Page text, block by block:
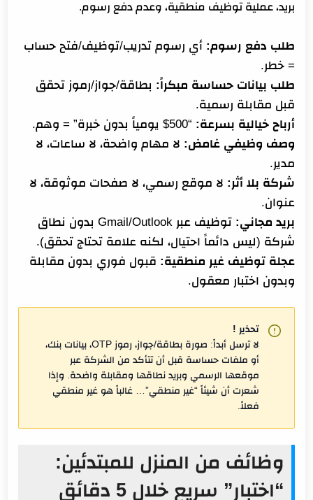
بريد، عملية توظيف منطقية، وعدم دفع رسوم.
طلب دفع رسوم: أي رسوم تدريب/توظيف/فتح حساب
= خطر.
طلب بيانات حساسة مبكراً: بطاقة/جواز/رموز تحقق
قبل مقابلة رسمية.
أرباح خيالية بسرعة: “500$ يومياً بدون خبرة” = وهم.
وصف وظيفي غامض: لا مهام واضحة، لا ساعات، لا
مدير.
شركة بلا أثر: لا موقع رسمي، لا صفحات موثوقة، لا
عنوان.
بريد مجاني:
توظيف عبر Gmail/Outlook بدون نطاق
شركة (ليس دائماً احتيال، لكنه علامة تحتاج تحقق).
عجلة توظيف غير منطقية: قبول فوري بدون مقابلة
وبدون اختبار معقول.
تحذير !
لا ترسل أبداً: صورة بطاقة/جواز، رموز OTP، بيانات بنك،
أو ملفات حساسة قبل أن تتأكد من الشركة عبر
موقعها الرسمي وبريد نطاقها ومقابلة واضحة. وإذا
شعرت أن شيئاً “غير منطقي”… غالباً هو غير منطقي
فعلاً.
وظائف من المنزل للمبتدئين:
“اختبار” سريع خلال 5 دقائق